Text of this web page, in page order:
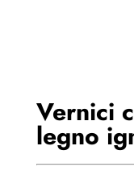
Vernici
legno